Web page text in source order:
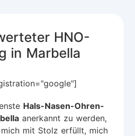
HNO-
in Marbella
Hals-Nasen-Ohren-
anerkannt zu werden,
mit Stolz erfüllt, mich